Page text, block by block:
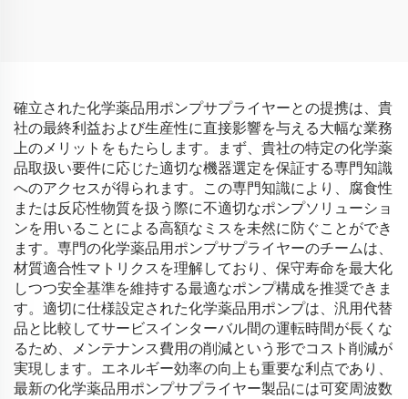
確立された化学薬品用ポンプサプライヤーとの提携は、貴
社の最終利益および生産性に直接影響を与える大幅な業務
上のメリットをもたらします。まず、貴社の特定の化学薬
品取扱い要件に応じた適切な機器選定を保証する専門知識
へのアクセスが得られます。この専門知識により、腐食性
または反応性物質を扱う際に不適切なポンプソリューショ
ンを用いることによる高額なミスを未然に防ぐことができ
ます。専門の化学薬品用ポンプサプライヤーのチームは、
材質適合性マトリクスを理解しており、保守寿命を最大化
しつつ安全基準を維持する最適なポンプ構成を推奨できま
す。適切に仕様設定された化学薬品用ポンプは、汎用代替
品と比較してサービスインターバル間の運転時間が長くな
るため、メンテナンス費用の削減という形でコスト削減が
実現します。エネルギー効率の向上も重要な利点であり、
最新の化学薬品用ポンプサプライヤー製品には可変周波数